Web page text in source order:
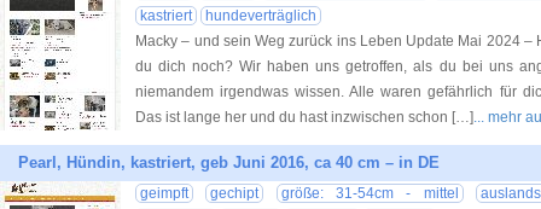
kastriert
hundeverträglich
Macky – und sein Weg zurück ins Leben Update Mai 2024 –
du dich noch? Wir haben uns getroffen, als du bei uns
niemandem irgendwas wissen. Alle waren gefährlich für
Das ist lange her und du hast inzwischen schon […]... mehr
Pearl, Hündin, kastriert, geb Juni 2016, ca 40 cm – in DE
geimpft gechipt größe: 31-54cm - mittel